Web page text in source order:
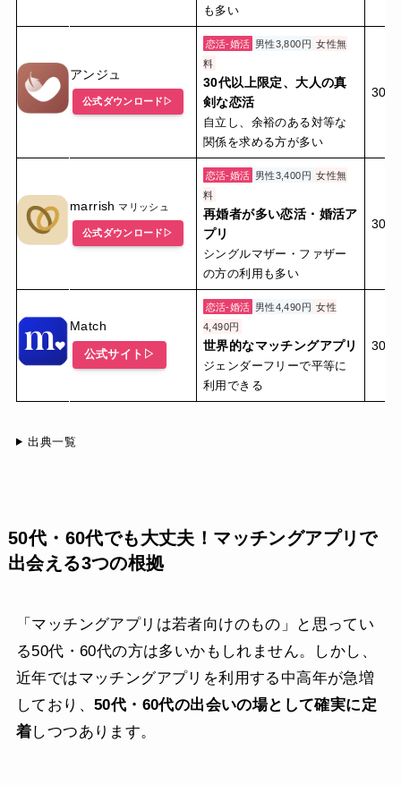
も多い
アンジュ
公式ダウンロード▷
恋活-婚活 男性3,800円 女性無
料
30代以上限定、大人の真
剣な恋活
自立し、余裕のある対等な
関係を求める方が多い
30
marrish マリッシュ
公式ダウンロード▷
恋活-婚活 男性3,400円 女性無
料
再婚者が多い恋活・婚活ア
プリ
シングルマザー・ファザー
の方の利用も多い
30
Match
公式サイト▷
恋活-婚活 男性4,490円 女性
4,490円
世界的なマッチングアプリ
ジェンダーフリーで平等に
利用できる
30
出典一覧
50代・60代でも大丈夫！マッチングアプリで
出会える3つの根拠
「マッチングアプリは若者向けのもの」と思ってい
る50代・60代の方は多いかもしれません。しかし、
近年ではマッチングアプリを利用する中高年が急増
しており、 50代・60代の出会いの場として確実に定
着しつつあります。